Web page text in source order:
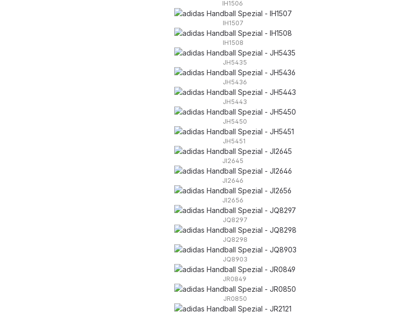
IH1506
IH1507
IH1508
JH5435
JH5436
JH5443
JH5450
JH5451
JI2645
JI2646
JI2656
JQ8297
JQ8298
JQ8903
JR0849
JR0850